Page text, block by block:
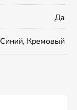
Да
Синий, Кремовый